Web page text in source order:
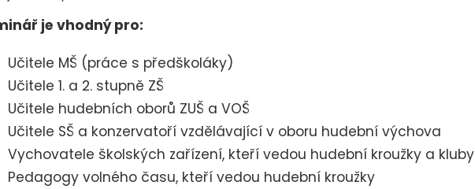
je vhodný pro:
Učitele MŠ (práce s předškoláky)
Učitele 1. a 2. stupně ZŠ
Učitele hudebních oborů ZUŠ a VOŠ
Učitele SŠ a konzervatoří vzdělávající v oboru hudební výchova
Vychovatele školských zařízení, kteří vedou hudební kroužky a kluby
Pedagogy volného času, kteří vedou hudební kroužky